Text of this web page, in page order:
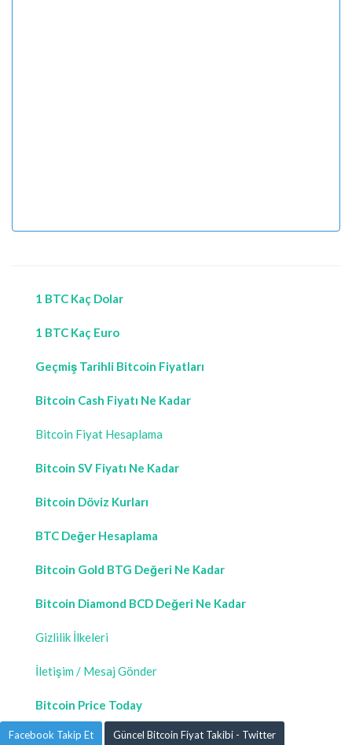
1 BTC Kaç Dolar
1 BTC Kaç Euro
Geçmiş Tarihli Bitcoin Fiyatları
Bitcoin Cash Fiyatı Ne Kadar
Bitcoin Fiyat Hesaplama
Bitcoin SV Fiyatı Ne Kadar
Bitcoin Döviz Kurları
BTC Değer Hesaplama
Bitcoin Gold BTG Değeri Ne Kadar
Bitcoin Diamond BCD Değeri Ne Kadar
Gizlilik İlkeleri
İletişim / Mesaj Gönder
Bitcoin Price Today
Facebook Takip Et Güncel Bitcoin Fiyat Takibi - Twitter